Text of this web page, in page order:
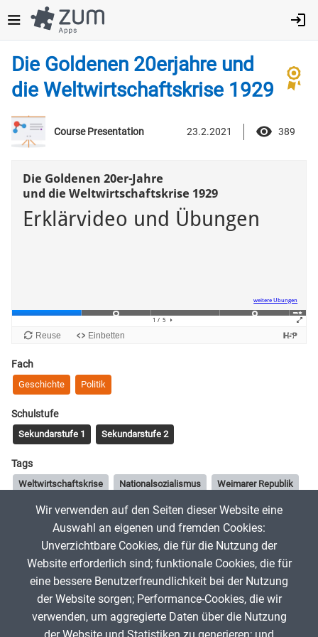
zum
Inhalt
Die Goldenen 20erjahre und
die Weltwirtschaftskrise 1929
Course Presentation 23.2.2021 389
Fach
Geschichte Politik
Schulstufe
Sekundarstufe 1 Sekundarstufe 2
Tags
Weltwirtschaftskrise Nationalsozialismus Weimarer Republik
erklaerung-und… 23. Februar 2021
erklaerung-und-mehr.org
App melden
Wir verwenden auf den Seiten dieser Website eine
Auswahl an eigenen und fremden Cookies:
Unverzichtbare Cookies, die für die Nutzung der
Website erforderlich sind; funktionale Cookies, die für
eine bessere Benutzerfreundlichkeit bei der Nutzung
der Website sorgen; Performance-Cookies, die wir
verwenden, um aggregierte Daten über die Nutzung